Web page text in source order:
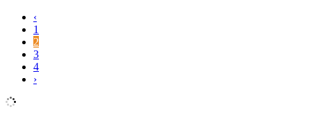
‹
1
2
3
4
›